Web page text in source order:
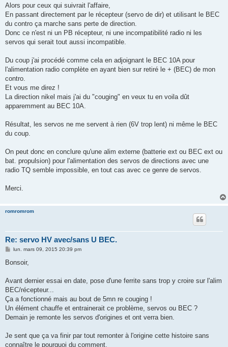
g
Alors pour ceux qui suivrait l'affaire,
En passant directement par le récepteur (servo de dir) et utilisant le BEC
du contro ça marche sans perte de direction.
Donc ce n'est ni un PB récepteur, ni une incompatibilité radio ni les
servos qui serait tout aussi incompatible.
Du coup j'ai procédé comme cela en adjoignant le BEC 10A pour
l'alimentation radio complète en ayant bien sur retiré le + (BEC) de mon
contro.
Et vous me direz !
La direction nikel mais j'ai du "couging" en veux tu en voila dût
apparemment au BEC 10A.
Résultat, les servos ne me servent à rien (6V trop lent) ni même le BEC
du coup.
On peut donc en conclure qu'une alim externe (batterie ext ou BEC ext ou
bat. propulsion) pour l'alimentation des servos de directions avec une
radio TQ semble impossible, en tout cas avec ce genre de servos.
Merci.
romromrom
Re: servo HV avec/sans U BEC.
M
s
g
lun. mars 09, 2015 20:39 pm
Bonsoir,
Avant dernier essai en date, pose d'une ferrite sans trop y croire sur l'alim
BEC/récepteur...
Ça a fonctionné mais au bout de 5mn re couging !
Un élément chauffe et entrainerait ce problème, servos ou BEC ?
Demain je remonte les servos d'origines et ont verra bien.
Je sent que ça va finir par tout remonter à l'origine cette histoire sans
connaître le pourquoi du comment.